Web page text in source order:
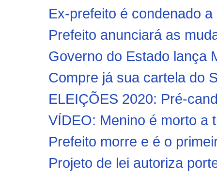
Ex-prefeito é condenado
Prefeito anunciará as
Governo do Estado lança
Compre já sua cartela do
ELEIÇÕES 2020: Pré-
VÍDEO: Menino é morto a
Prefeito morre e é o
Projeto de lei autoriza